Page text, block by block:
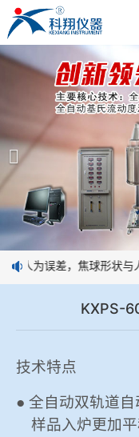
世界杯
世界杯预测网站
产品展示
焦炭高温性能检测系统
焦化行业检测及优化配煤
球团矿/烧结矿/块矿高温
烧结/球团优化配矿研究
高炉配吹煤检测设备
冶金渣、保护渣等高温物
冶金石灰活性度测定仪
公司简介
世界杯预测网站
企业业绩
技术交流
世界杯预测网站
人为误差，焦球形状与
KXPS-
技术特点
● 全自动双轨道
样品入炉更加